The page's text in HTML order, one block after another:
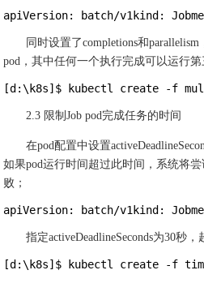
apiVersion: batch/v1kind:
同时设置了completions和
pod，其中任何一个执行完成可以运行第
[d:\k8s]$ kubectl create -f
2.3 限制Job pod完成任务的时间
在pod配置中设置
如果pod运行时间超过此时间，系统将
败；
apiVersion: batch/v1kind:
指定activeDeadlineSeconds为30秒，
[d:\k8s]$ kubectl create -f